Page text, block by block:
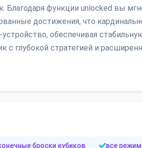
Благодаря функции unlocked вы
достижения, что
обеспечивая
с глубокой стратегией и
броски кубиков все